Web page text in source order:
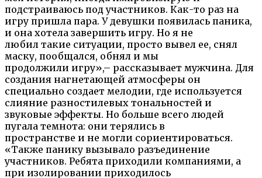
подстраиваюсь под участников. Как-то раз на
игру пришла пара. У девушки появилась паника,
и она хотела завершить игру. Но я не
любил такие ситуации, просто вывел ее, снял
маску, пообщался, обнял и мы
продолжили игру»,– рассказывает мужчина. Для
создания нагнетающей атмосферы он
специально создает мелодии, где используется
слияние разностилевых тональностей и
звуковые эффекты. Но больше всего людей
пугала темнота: они терялись в
пространстве и не могли сориентироваться.
«Также панику вызывало разъединение
участников. Ребята приходили компаниями, а
при изолировании приходилось